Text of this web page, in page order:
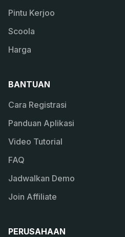
Pintu Kerjoo
Scoola
Harga
BANTUAN
Cara Registrasi
Panduan Aplikasi
Video Tutorial
FAQ
Jadwalkan Demo
Join Affiliate
PERUSAHAAN